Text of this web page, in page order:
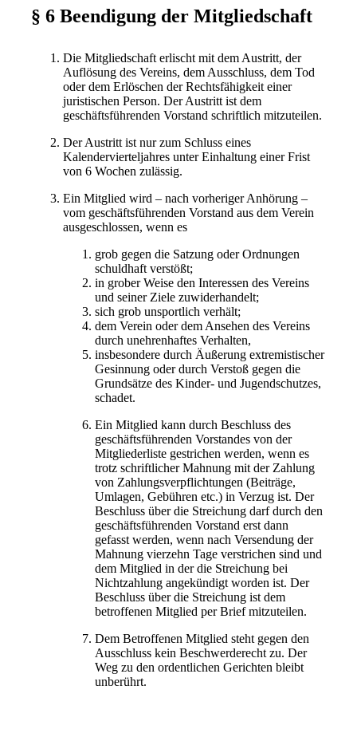
§ 6 Beendigung der Mitgliedschaft
Die Mitgliedschaft erlischt mit dem Austritt, der
Auflösung des Vereins, dem Ausschluss, dem Tod
oder dem Erlöschen der Rechtsfähigkeit einer
juristischen Person. Der Austritt ist dem
geschäftsführenden Vorstand schriftlich mitzuteilen.
Der Austritt ist nur zum Schluss eines
Kalendervierteljahres unter Einhaltung einer Frist
von 6 Wochen zulässig.
Ein Mitglied wird – nach vorheriger Anhörung –
vom geschäftsführenden Vorstand aus dem Verein
ausgeschlossen, wenn es
grob gegen die Satzung oder Ordnungen
schuldhaft verstößt;
in grober Weise den Interessen des Vereins
und seiner Ziele zuwiderhandelt;
sich grob unsportlich verhält;
dem Verein oder dem Ansehen des Vereins
durch unehrenhaftes Verhalten,
insbesondere durch Äußerung extremistischer
Gesinnung oder durch Verstoß gegen die
Grundsätze des Kinder- und Jugendschutzes,
schadet.
Ein Mitglied kann durch Beschluss des
geschäftsführenden Vorstandes von der
Mitgliederliste gestrichen werden, wenn es
trotz schriftlicher Mahnung mit der Zahlung
von Zahlungsverpflichtungen (Beiträge,
Umlagen, Gebühren etc.) in Verzug ist. Der
Beschluss über die Streichung darf durch den
geschäftsführenden Vorstand erst dann
gefasst werden, wenn nach Versendung der
Mahnung vierzehn Tage verstrichen sind und
dem Mitglied in der die Streichung bei
Nichtzahlung angekündigt worden ist. Der
Beschluss über die Streichung ist dem
betroffenen Mitglied per Brief mitzuteilen.
Dem Betroffenen Mitglied steht gegen den
Ausschluss kein Beschwerderecht zu. Der
Weg zu den ordentlichen Gerichten bleibt
unberührt.